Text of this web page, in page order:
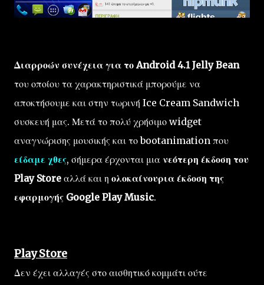
Διαρροών συνέχεια για το Android 4.1 Jelly Bean
του οποίου τα χαρακτηριστικά μπορούμε να
αποκτήσουμε και στην τωρινή Ice Cream Sandwich
συσκευή μας. Μετά το πολύ χρήσιμο widget
αναγνώρισης μουσικής και το bootanimation που
είδαμε χθες, σήμερα έρχονται μια νεότερη έκδοση του
Play Store αλλά και η ολοκαίνουρια έκδοση της
εφαρμογής Google Play Music.
Play Store
Δεν έχει αλλαγές στο αισθητικό κομμάτι ούτε